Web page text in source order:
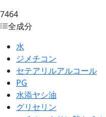
7464
全成分
水
ジメチコン
セテアリルアルコール
PG
水添ヤシ油
グリセリン